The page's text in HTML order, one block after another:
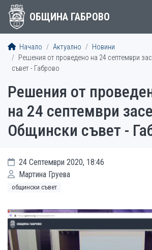
ОБЩИНА ГАБРОВО
Начало Актуално
Новини
Решения от проведено на 24 септември
съвет - Габрово
Решения от
на 24 септември
Общински съвет -
24 Септември 2020, 18:46
Мартина Груева
общински съвет